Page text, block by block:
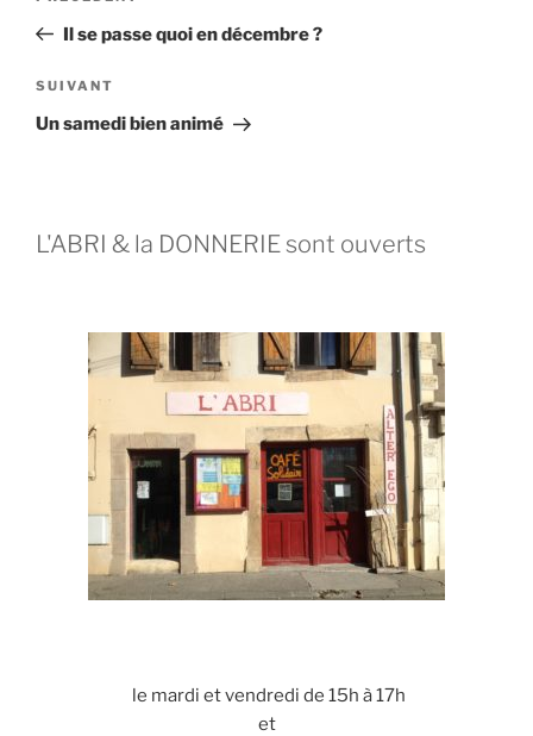
Il se passe quoi en décembre ?
SUIVANT
Un samedi bien animé
L'ABRI & la DONNERIE sont ouverts
le mardi et vendredi de 15h à 17h
et